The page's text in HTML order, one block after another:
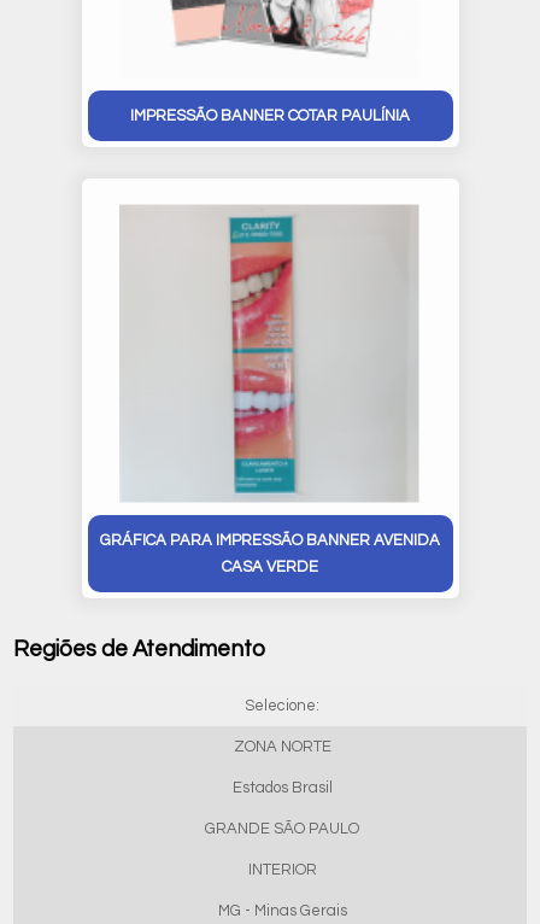
IMPRESSÃO BANNER COTAR PAULÍNIA
GRÁFICA PARA IMPRESSÃO BANNER AVENIDA
CASA VERDE
Regiões de Atendimento
Selecione:
ZONA NORTE
Estados Brasil
GRANDE SÃO PAULO
INTERIOR
MG - Minas Gerais